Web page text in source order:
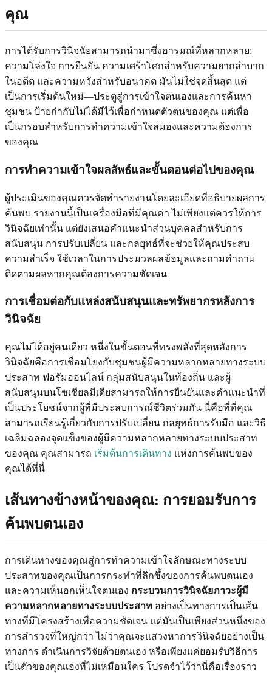
คุณ
การได้รับการวินิจฉัยสามารถนำมาซึ่งอารมณ์ที่หลากหลาย:
ความโล่งใจ การยืนยัน ความเศร้าโศกสำหรับความยากลำบาก
ในอดีต และความหวังสำหรับอนาคต มันไม่ใช่จุดสิ้นสุด แต่
เป็นการเริ่มต้นใหม่—ประตูสู่การเข้าใจตนเองและการค้นหา
ชุมชน ป้ายกำกับไม่ได้มีไว้เพื่อกำหนดตัวตนของคุณ แต่เพื่อ
เป็นกรอบสำหรับการทำความเข้าใจสมองและความต้องการ
ของคุณ
การทำความเข้าใจผลลัพธ์และขั้นตอนต่อไปของคุณ
ผู้ประเมินของคุณควรจัดทำรายงานโดยละเอียดที่อธิบายผลการ
ค้นพบ รายงานนี้เป็นเครื่องมือที่มีคุณค่า ไม่เพียงแต่ควรให้การ
วินิจฉัยเท่านั้น แต่ยังเสนอคำแนะนำส่วนบุคคลสำหรับการ
สนับสนุน การปรับเปลี่ยน และกลยุทธ์ที่จะช่วยให้คุณประสบ
ความสำเร็จ ใช้เวลาในการประมวลผลข้อมูลและถามคำถาม
ติดตามผลหากคุณต้องการความชัดเจน
การเชื่อมต่อกับแหล่งสนับสนุนและทรัพยากรหลังการ
วินิจฉัย
คุณไม่ได้อยู่คนเดียว หนึ่งในขั้นตอนที่ทรงพลังที่สุดหลังการ
วินิจฉัยคือการเชื่อมโยงกับชุมชนผู้มีความหลากหลายทางระบบ
ประสาท ฟอรัมออนไลน์ กลุ่มสนับสนุนในท้องถิ่น และผู้
สนับสนุนบนโซเชียลมีเดียสามารถให้การยืนยันและคำแนะนำที่
เป็นประโยชน์จากผู้ที่มีประสบการณ์ชีวิตร่วมกัน นี่คือที่ที่คุณ
สามารถเรียนรู้เกี่ยวกับการปรับเปลี่ยน กลยุทธ์การรับมือ และวิธี
เฉลิมฉลองจุดแข็งของผู้มีความหลากหลายทางระบบประสาท
ของคุณ คุณสามารถ เริ่มต้นการเดินทาง แห่งการค้นพบของ
คุณได้ที่นี่
เส้นทางข้างหน้าของคุณ: การยอมรับการ
ค้นพบตนเอง
การเดินทางของคุณสู่การทำความเข้าใจลักษณะทางระบบ
ประสาทของคุณเป็นการกระทำที่ลึกซึ้งของการค้นพบตนเอง
และความเห็นอกเห็นใจตนเอง กระบวนการวินิจฉัยภาวะผู้มี
ความหลากหลายทางระบบประสาท อย่างเป็นทางการเป็นเส้น
ทางที่มีโครงสร้างเพื่อความชัดเจน แต่มันเป็นเพียงส่วนหนึ่งของ
การสำรวจที่ใหญ่กว่า ไม่ว่าคุณจะแสวงหาการวินิจฉัยอย่างเป็น
ทางการ ดำเนินการวิจัยด้วยตนเอง หรือเพียงแค่ยอมรับวิธีการ
เป็นตัวของคุณเองที่ไม่เหมือนใคร โปรดจำไว้ว่านี่คือเรื่องราว